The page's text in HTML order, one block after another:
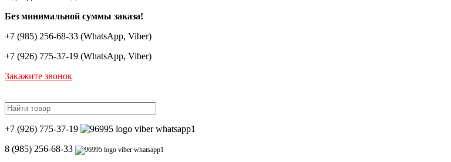
Без минимальной суммы заказа!
+7 (985) 256-68-33 (WhatsApp, Viber)
+7 (926) 775-37-19 (WhatsApp, Viber)
Закажите звонок
+7 (926) 775-37-19
8 (985) 256-68-33